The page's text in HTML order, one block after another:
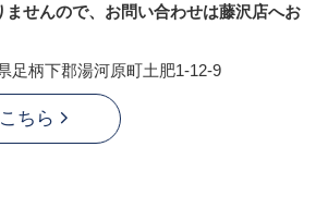
ませんので、お問い合わせは藤沢店へお
足柄下郡湯河原町土肥1-12-9
ちら